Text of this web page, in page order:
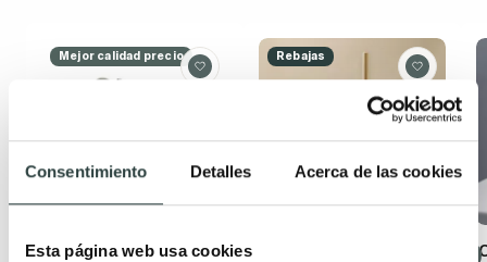
Consentimiento Detalles Acerca de las cookies
Esta página web usa cookies
Mejor calidad precio
Conjunto de
Rebajas